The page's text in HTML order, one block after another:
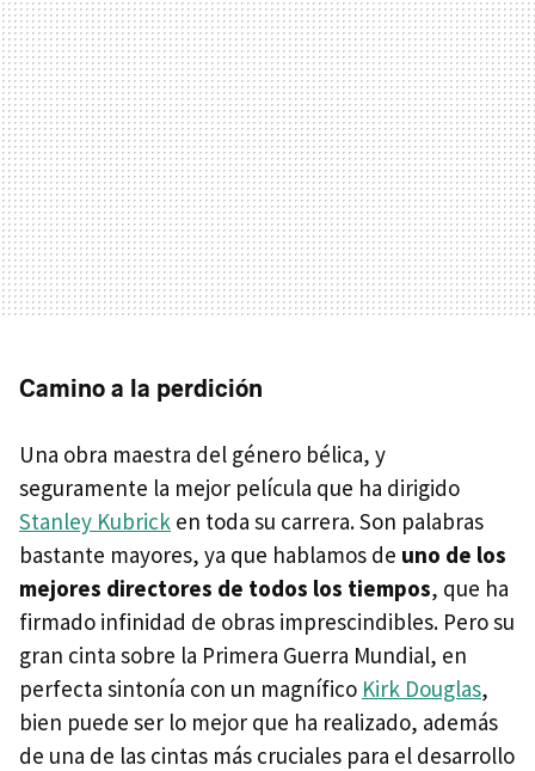
Camino a la perdición
Una obra maestra del género bélica, y
seguramente la mejor película que ha dirigido
Stanley Kubrick en toda su carrera. Son palabras
bastante mayores, ya que hablamos de uno de los
mejores directores de todos los tiempos, que ha
firmado infinidad de obras imprescindibles. Pero su
gran cinta sobre la Primera Guerra Mundial, en
perfecta sintonía con un magnífico Kirk Douglas,
bien puede ser lo mejor que ha realizado, además
de una de las cintas más cruciales para el desarrollo